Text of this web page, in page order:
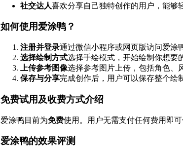
社交达人喜欢分享自己独特创作的用户，能够
如何使用爱涂鸭？
注册并登录通过微信小程序或网页版访问爱涂
选择绘制方式选择手绘模式，开始绘制你想要
上传参考图像选择参考图片上传，包括角色、
保存与分享完成创作后，用户可以保存整个绘
免费试用及收费方式介绍
爱涂鸭目前为免费使用。用户无需支付任何费用即
爱涂鸭的效果评测